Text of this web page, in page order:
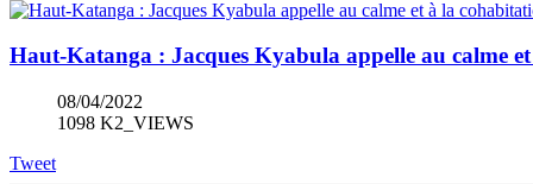
Haut-Katanga : Jacques Kyabula appelle au calme
08/04/2022
1098 K2_VIEWS
Tweet